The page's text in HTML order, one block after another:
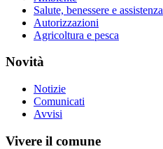
Salute, benessere e assistenza
Autorizzazioni
Agricoltura e pesca
Novità
Notizie
Comunicati
Avvisi
Vivere il comune